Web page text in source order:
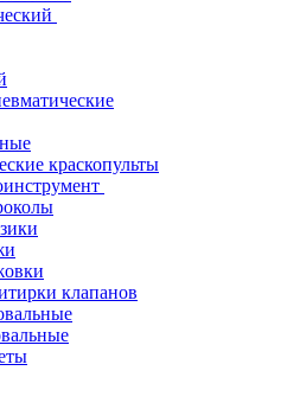
краскопульты
клапанов